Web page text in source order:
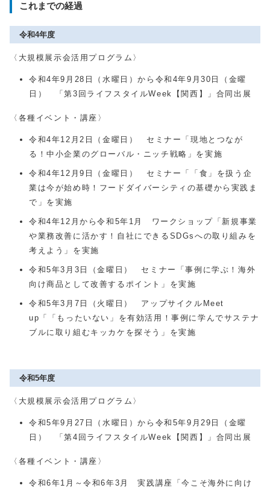
これまでの経過
令和4年度
〈大規模展示会活用プログラム〉
令和4年9月28日（水曜日）から令和4年9月30日（金曜
日） 「第3回ライフスタイルWeek【関西】」合同出展
〈各種イベント・講座〉
令和4年12月2日（金曜日） セミナー「現地とつなが
る！中小企業のグローバル・ニッチ戦略」を実施
令和4年12月9日（金曜日） セミナー「「食」を扱う企
業は今が始め時！フードダイバーシティの基礎から実践ま
で」を実施
令和4年12月から令和5年1月 ワークショップ「新規事業
や業務改善に活かす！自社にできるSDGsへの取り組みを
考えよう」を実施
令和5年3月3日（金曜日） セミナー「事例に学ぶ！海外
向け商品として改善するポイント」を実施
令和5年3月7日（火曜日） アップサイクルMeet
up「「もったいない」を有効活用！事例に学んでサステナ
ブルに取り組むキッカケを探そう」を実施
令和5年度
〈大規模展示会活用プログラム〉
令和5年9月27日（水曜日）から令和5年9月29日（金曜
日） 「第4回ライフスタイルWeek【関西】」合同出展
〈各種イベント・講座〉
令和6年1月～令和6年3月 実践講座「今こそ海外に向け